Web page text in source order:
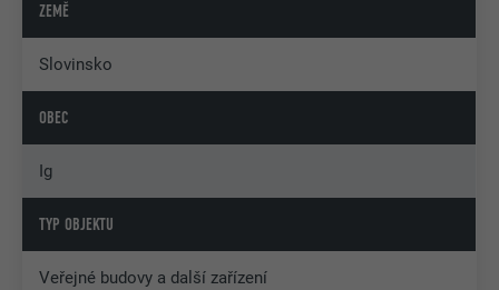
ZEMĚ
Slovinsko
OBEC
Ig
TYP OBJEKTU
Veřejné budovy a další zařízení